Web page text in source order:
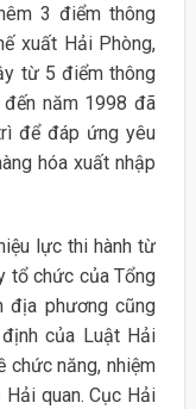
3 điểm thông
xuất Hải Phòng,
từ 5 điểm thông
năm 1998 đã
để đáp ứng yêu
hóa xuất nhập
lực thi hành từ
tổ chức của Tổng
địa phương cũng
của Luật Hải
chức năng, nhiệm
quan. Cục Hải